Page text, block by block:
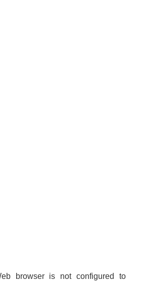
browser is not configured to